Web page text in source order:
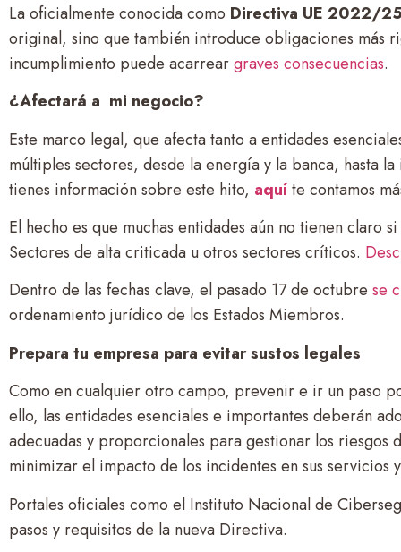
La oficialmente conocida como Directiva UE 2022/
original, sino que también introduce obligaciones más
incumplimiento puede acarreargraves consecuencias.
¿Afectará a mi negocio?
Este marco legal, que afecta tanto a entidades
múltiples sectores, desde la energía y la banca, hasta
tienes información sobre este hito, aquíte contamos
El hecho es que muchas entidades aún no tienen claro
Sectores de alta criticada u otros sectores críticos.
Dentro de las fechas clave, el pasado 17 de octubre se
ordenamiento jurídico de los Estados Miembros.
Prepara tu empresa para evitar sustos legales
Como en cualquier otro campo, prevenir e ir un paso
ello, las entidades esenciales e importantes deberán
adecuadas y proporcionales para gestionar los
minimizar el impacto de los incidentes en sus servicios
Portales oficiales como el Instituto Nacional de
pasos y requisitos de la nueva Directiva.